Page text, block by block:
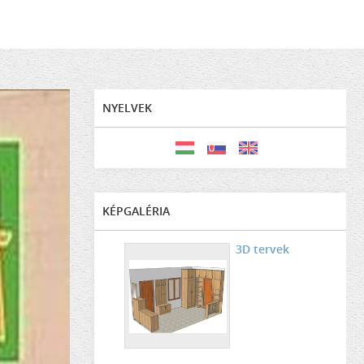
NYELVEK
KÉPGALÉRIA
3D tervek